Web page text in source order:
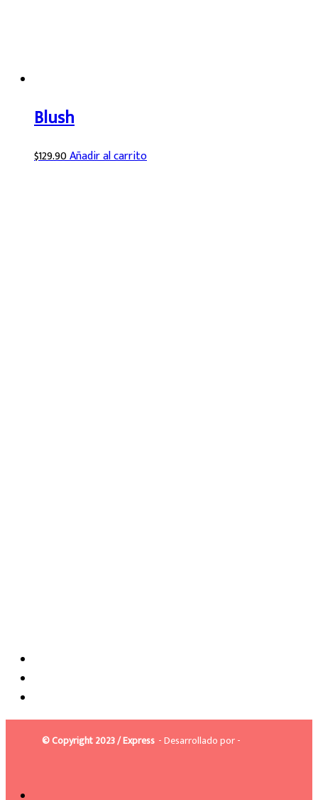
Blush
$129.90Añadir al carrito
© Copyright 2023 / Express - Desarrollado por -